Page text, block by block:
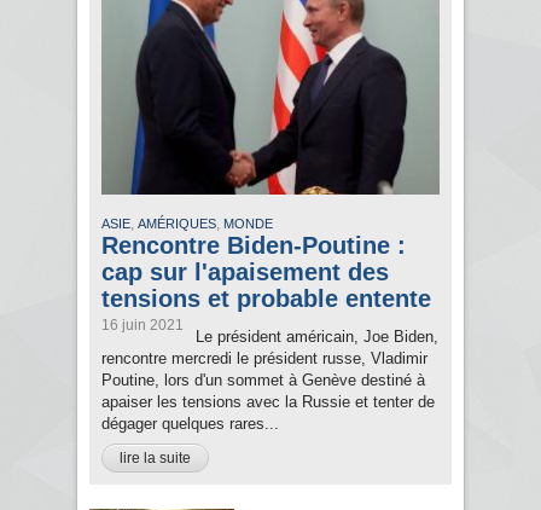
ASIE, AMÉRIQUES, MONDE
Rencontre Biden-Poutine :
cap sur l'apaisement des
tensions et probable entente
16 juin 2021
Le président américain, Joe Biden,
rencontre mercredi le président russe, Vladimir
Poutine, lors d'un sommet à Genève destiné à
apaiser les tensions avec la Russie et tenter de
dégager quelques rares...
lire la suite